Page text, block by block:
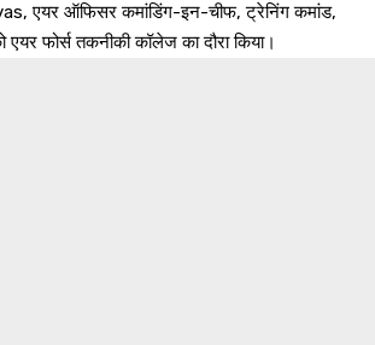
एयर ऑफिसर कमांडिंग-इन-चीफ, ट्रेनिंग कमांड,
फोर्स तकनीकी कॉलेज का दौरा किया।